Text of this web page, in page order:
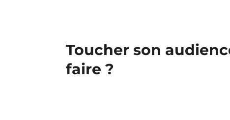
Toucher son
faire ?